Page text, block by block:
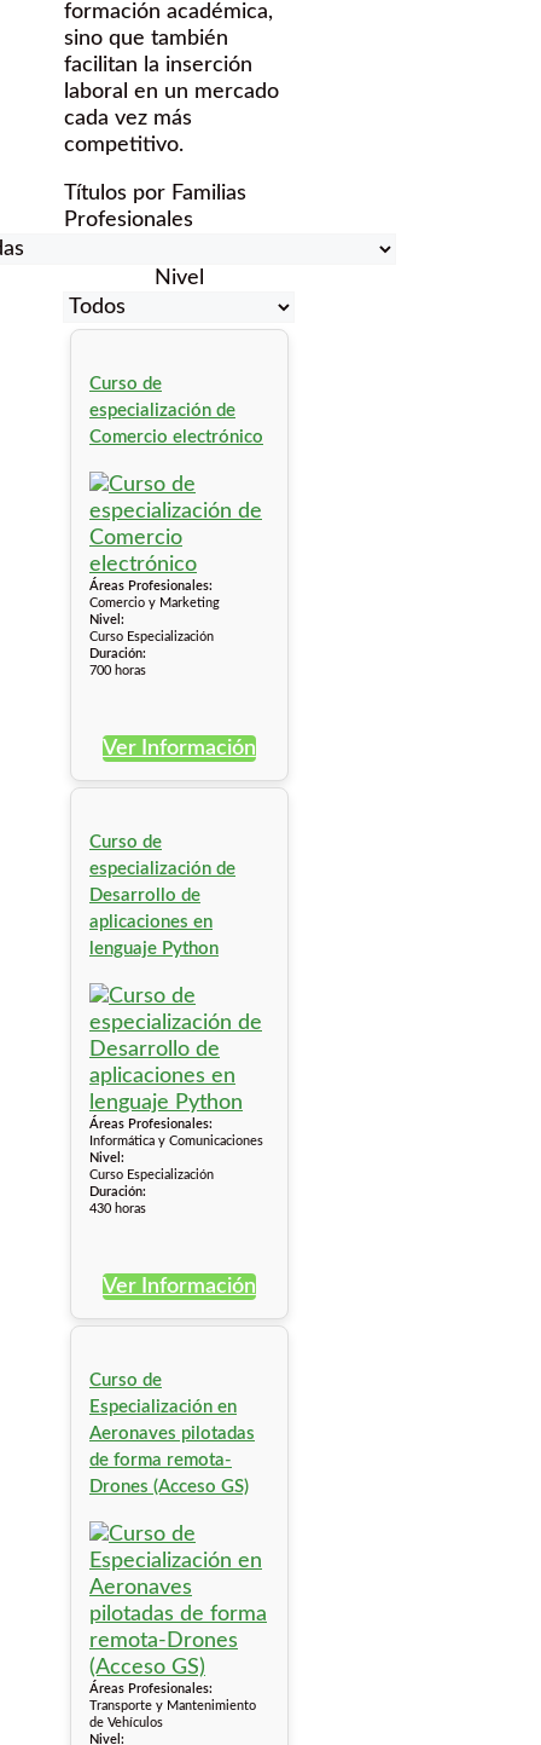
formación académica,
sino que también
facilitan la inserción
laboral en un mercado
cada vez más
competitivo.
Títulos por Familias
Profesionales
Nivel
Curso de
especialización de
Comercio electrónico
Áreas Profesionales:
Comercio y Marketing
Nivel:
Curso Especialización
Duración:
700 horas
Ver Información
Curso de
especialización de
Desarrollo de
aplicaciones en
lenguaje Python
Áreas Profesionales:
Informática y Comunicaciones
Nivel:
Curso Especialización
Duración:
430 horas
Ver Información
Curso de
Especialización en
Aeronaves pilotadas
de forma remota-
Drones (Acceso GS)
Áreas Profesionales:
Transporte y Mantenimiento
de Vehículos
Nivel: